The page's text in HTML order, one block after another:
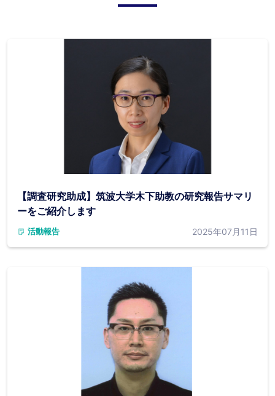
【調査研究助成】筑波大学木下助教の研究報告サマリ
ーをご紹介します
活動報告 2025年07月11日